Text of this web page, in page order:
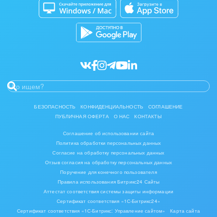
Кибербезопасность
Разработчикам приложений
БЕЗОПАСНОСТЬ КОНФИДЕНЦИАЛЬНОСТЬ
СОГЛАШЕНИЕ
ПУБЛИЧНАЯ ОФЕРТА
О НАС КОНТАКТЫ
Соглашение об использовании сайта
Политика обработки персональных данных
Согласие на обработку персональных данных
Отзыв согласия на обработку персональных данных
Поручение для конечного пользователя
Правила использования Битрикс24 Сайты
Аттестат соответствия системы защиты информации
Сертификат соответствия «1С-Битрикс24»
Сертификат соответствия «1С-Битрикс: Управление сайтом»
Карта сайта